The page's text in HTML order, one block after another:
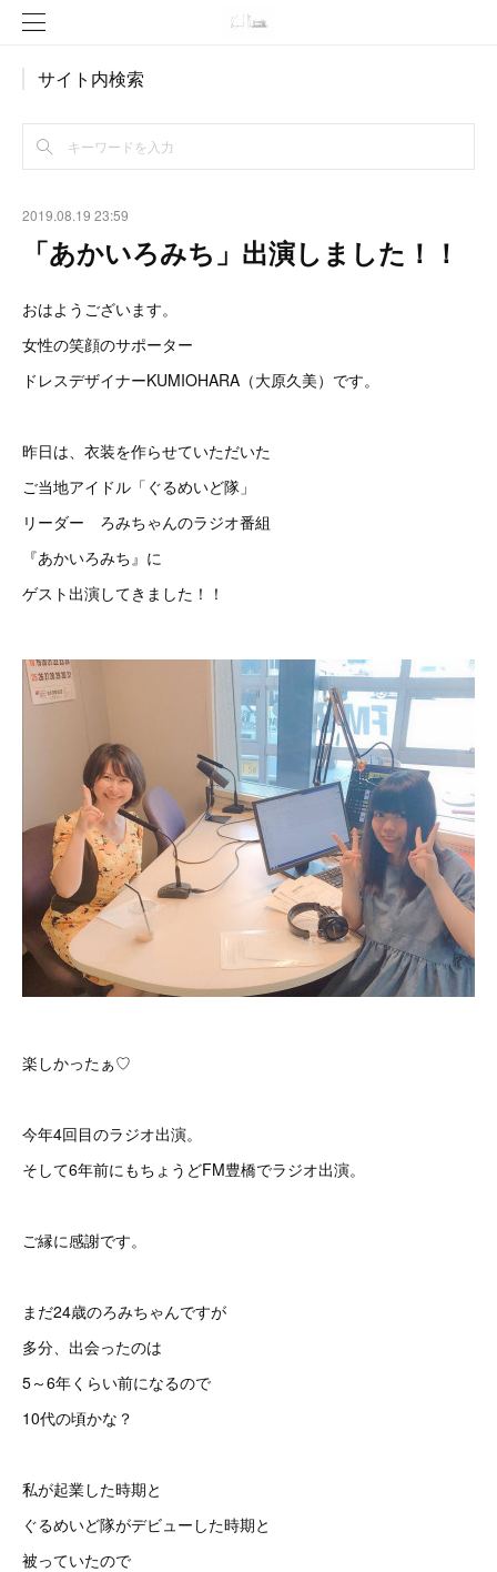
サイト内検索
2019.08.19 23:59
「あかいろみち」出演しました！！
おはようございます。
女性の笑顔のサポーター
ドレスデザイナーKUMIOHARA（大原久美）です。
昨日は、衣装を作らせていただいた
ご当地アイドル「ぐるめいど隊」
リーダー ろみちゃんのラジオ番組
『あかいろみち』に
ゲスト出演してきました！！
楽しかったぁ♡
今年4回目のラジオ出演。
そして6年前にもちょうどFM豊橋でラジオ出演。
ご縁に感謝です。
まだ24歳のろみちゃんですが
多分、出会ったのは
5～6年くらい前になるので
10代の頃かな？
私が起業した時期と
ぐるめいど隊がデビューした時期と
被っていたので